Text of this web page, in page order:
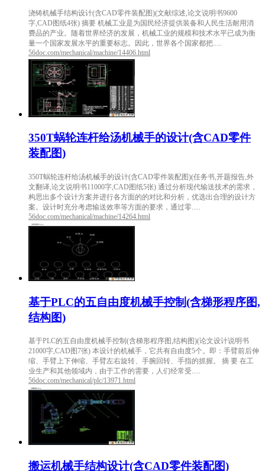
浇铸机械手结构设计(含CAD零件装配图)(文献综述,论文说明书9600
字,CAD图纸4张) 摘要 机械工业是为国民经济提供装备和人民生活耐用消
费品的产业。随着世界经济的发展，机械工业的规模和技术水平已成为衡
量一个国家发展水平的重要标志。因此，世界各个国家都把.....
56doc.com/mechanical/machine/14406.html
350T蜗轮连杆给汤机械手的设计(含CAD零件
装配图)
350T蜗轮连杆给汤机械手的设计(含CAD零件装配图)(任务书,开题报告,外
文翻译,论文说明书11000字,CAD图纸5张) 通过分析现代输送技术的需求，
构思出多个设计方案并进行各方面的的对比和分析，优选出合理的设计方
案。设计时充分考虑输送效率等方面的要求，通过零.....
56doc.com/mechanical/machine/14264.html
基于PLC的五自由度机械手控制(含梯形程序图,
结构图)
基于PLC的五自由度机械手控制(含梯形程序图,结构图)(论文设计说明书
21000字,CAD图7张) 本设计的机械手，它共有自由度5个。即：手臂前后伸
缩、手臂上下伸缩、手臂左右旋转、手腕回转、手指的抓握。 摘 要 在工
业生产和其他领域内，由于工作的需要，人们经常受.....
56doc.com/mechanical/plc/13971.html
搬运机械手结构设计(含CAD零件装配图)